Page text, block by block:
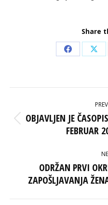
Share
Share
NAVIGATION
OBJAVLJEN JE
FEBRUAR
ODRŽAN PRVI
ZAPOŠLJAVANJA